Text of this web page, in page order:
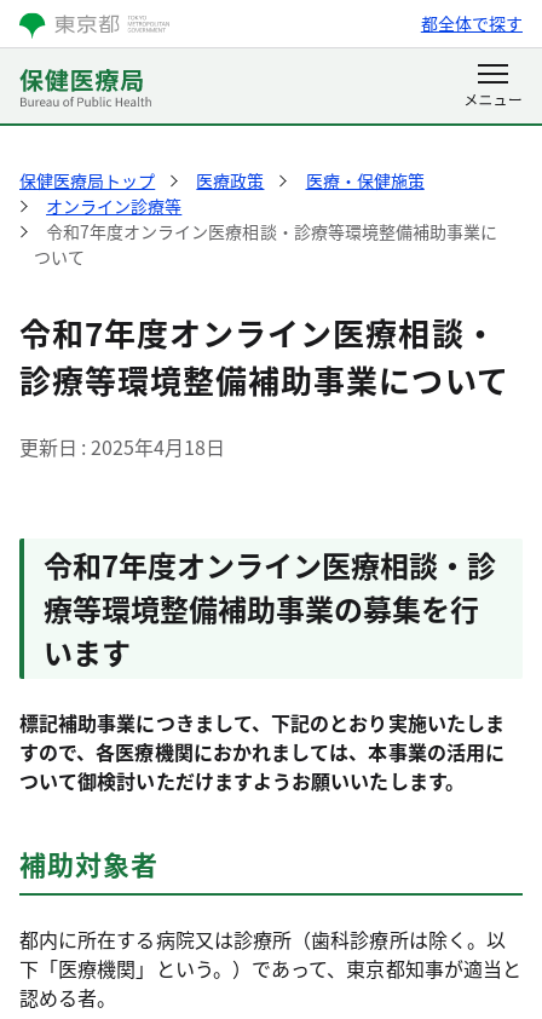
都全体で探す
保健医療局トップ 医療政策
医療・保健施策
オンライン診療等
令和7年度オンライン医療相談・診療等環境整備補助事業に
ついて
令和7年度オンライン医療相談・
診療等環境整備補助事業について
更新日 2025年4月18日
令和7年度オンライン医療相談・診
療等環境整備補助事業の募集を行
います
標記補助事業につきまして、下記のとおり実施いたしま
すので、各医療機関におかれましては、本事業の活用に
ついて御検討いただけますようお願いいたします。
補助対象者
都内に所在する病院又は診療所（歯科診療所は除く。以
下「医療機関」という。）であって、東京都知事が適当と
認める者。